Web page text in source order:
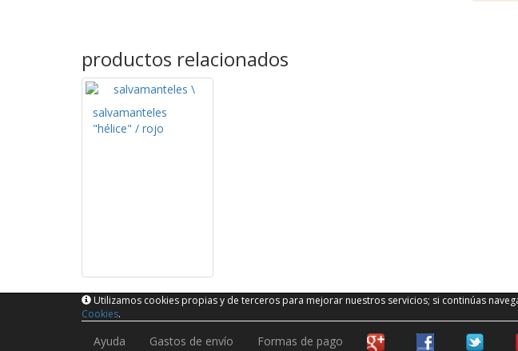
productos relacionados
salvamanteles
"hélice" / rojo
Utilizamos cookies propias y de terceros para mejorar nuestros servicios; si continúas
Cookies.
Ayuda Gastos de envío Formas de pago